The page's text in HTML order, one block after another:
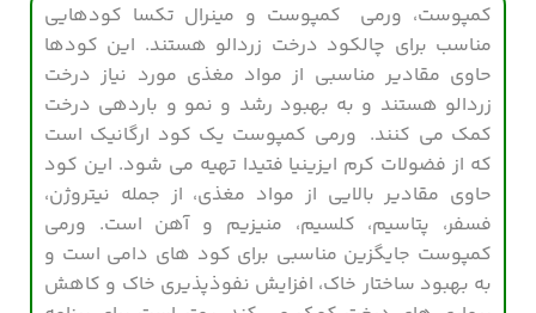
کمپوست، ورمی کمپوست و مینرال تکسا کودهایی
مناسب برای چالکود درخت زردالو هستند. این کودها
حاوی مقادیر مناسبی از مواد مغذی مورد نیاز درخت
زردالو هستند و به بهبود رشد و نمو و باردهی درخت
کمک می کنند. ورمی کمپوست یک کود ارگانیک است
که از فضولات کرم ایزینیا فتیدا تهیه می شود. این کود
حاوی مقادیر بالایی از مواد مغذی، از جمله نیتروژن،
فسفر، پتاسیم، کلسیم، منیزیم و آهن است. ورمی
کمپوست جایگزین مناسبی برای کود های دامی است و
به بهبود ساختار خاک، افزایش نفوذپذیری خاک و کاهش